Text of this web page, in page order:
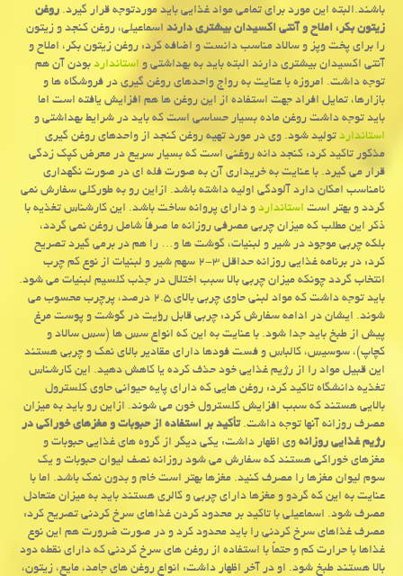
باشند.البته این مورد برای تمامی مواد غذایی باید موردتوجه قرار گیرد.روغن
زیتون بكر، املاح و آنتی اكسیدان بیشتری دارنداسماعیلی، روغن كنجد و زیتون
را برای پخت وپز و سالاد مناسب دانست و اضافه كرد: روغن زیتون بكر، املاح و
آنتی اكسیدان بیشتری دارند البته باید به بهداشتی واستانداردبودن آن هم
توجه داشت. امروزه با عنایت به رواج واحدهای روغن گیری در فروشگاه ها و
بازارها، تمایل افراد جهت استفاده از این روغن ها هم افزایش یافته است اما
باید توجه داشت روغن ماده بسیار حساسی است كه باید در شرایط بهداشتی و
استانداردتولید شود. وی در مورد تهیه روغن كنجد از واحدهای روغن گیری
مذكور تاكید كرد: كنجد دانه روغنی است كه بسیار سریع در معرض كپك زدگی
قرار می گیرد. با عنایت به خریداری آن به صورت فله ای در صورت نگهداری
نامناسب امكان دارد آلودگی اولیه داشته باشد. ازاین رو به طوركلی سفارش نمی
گردد و بهتر استاستانداردو دارای پروانه ساخت باشد. این كارشناس تغذیه با
ذكر این مطلب كه میزان چربی مصرفی روزانه ما صرفاً شامل روغن نمی گردد،
بلكه چربی موجود در شیر و لبنیات، گوشت ها و… را هم در برمی گیرد تصریح
كرد: در برنامه غذایی روزانه حداقل ۳-۲ سهم شیر و لبنیات از نوع كم چرب
انتخاب گردد چونكه میزان چربی بالا سبب اختلال در جذب كلسیم لبنیات می شود.
باید توجه داشت كه مواد لبنی حاوی چربی بالای ۲.۵ درصد، پرچرب محسوب می
شوند. ایشان در ادامه سفارش كرد: چربی قابل رؤیت در گوشت و پوست مرغ
پیش از طبخ باید جدا شود. با عنایت به این كه انواع سس ها (سس سالاد و
كچاپ)، سوسیس، كالباس و فست فودها دارای مقادیر بالای نمك و چربی هستند
این قبیل مواد را از رژیم غذایی خود حذف كرده یا كاهش دهید. این كارشناس
تغذیه دانشگاه تاكید كرد: روغن هایی كه دارای پایه حیوانی حاوی كلسترول
بالایی هستند كه سبب افزایش كلسترول خون می شوند. ازاین رو باید به میزان
مصرف روزانه آنها توجه داشت.تأكید بر استفاده از حبوبات و مغزهای خوراكی در
رژیم غذایی روزانهوی اظهار داشت: یكی دیگر از گروه های غذایی حبوبات و
مغزهای خوراكی هستند كه سفارش می شود روزانه نصف لیوان حبوبات و یك
سوم لیوان مغزها را مصرف كنید. مغزها بهتر است خام و بدون نمك باشد. اما با
عنایت به این كه گردو و مغزها دارای چربی و كالری هستند باید به میزان متعادل
مصرف شود. اسماعیلی با تاكید بر محدود كردن غذاهای سرخ كردنی تصریح كرد:
مصرف غذاهای سرخ كردنی را باید محدود كرد و در صورت ضرورت هم این نوع
غذاها با حرارت كم و حتماً با استفاده از روغن های سرخ كردنی كه دارای نقطه دود
بالا هستند طبخ شود. او در آخر اظهار داشت: انواع روغن های جامد، مایع، زیتون،